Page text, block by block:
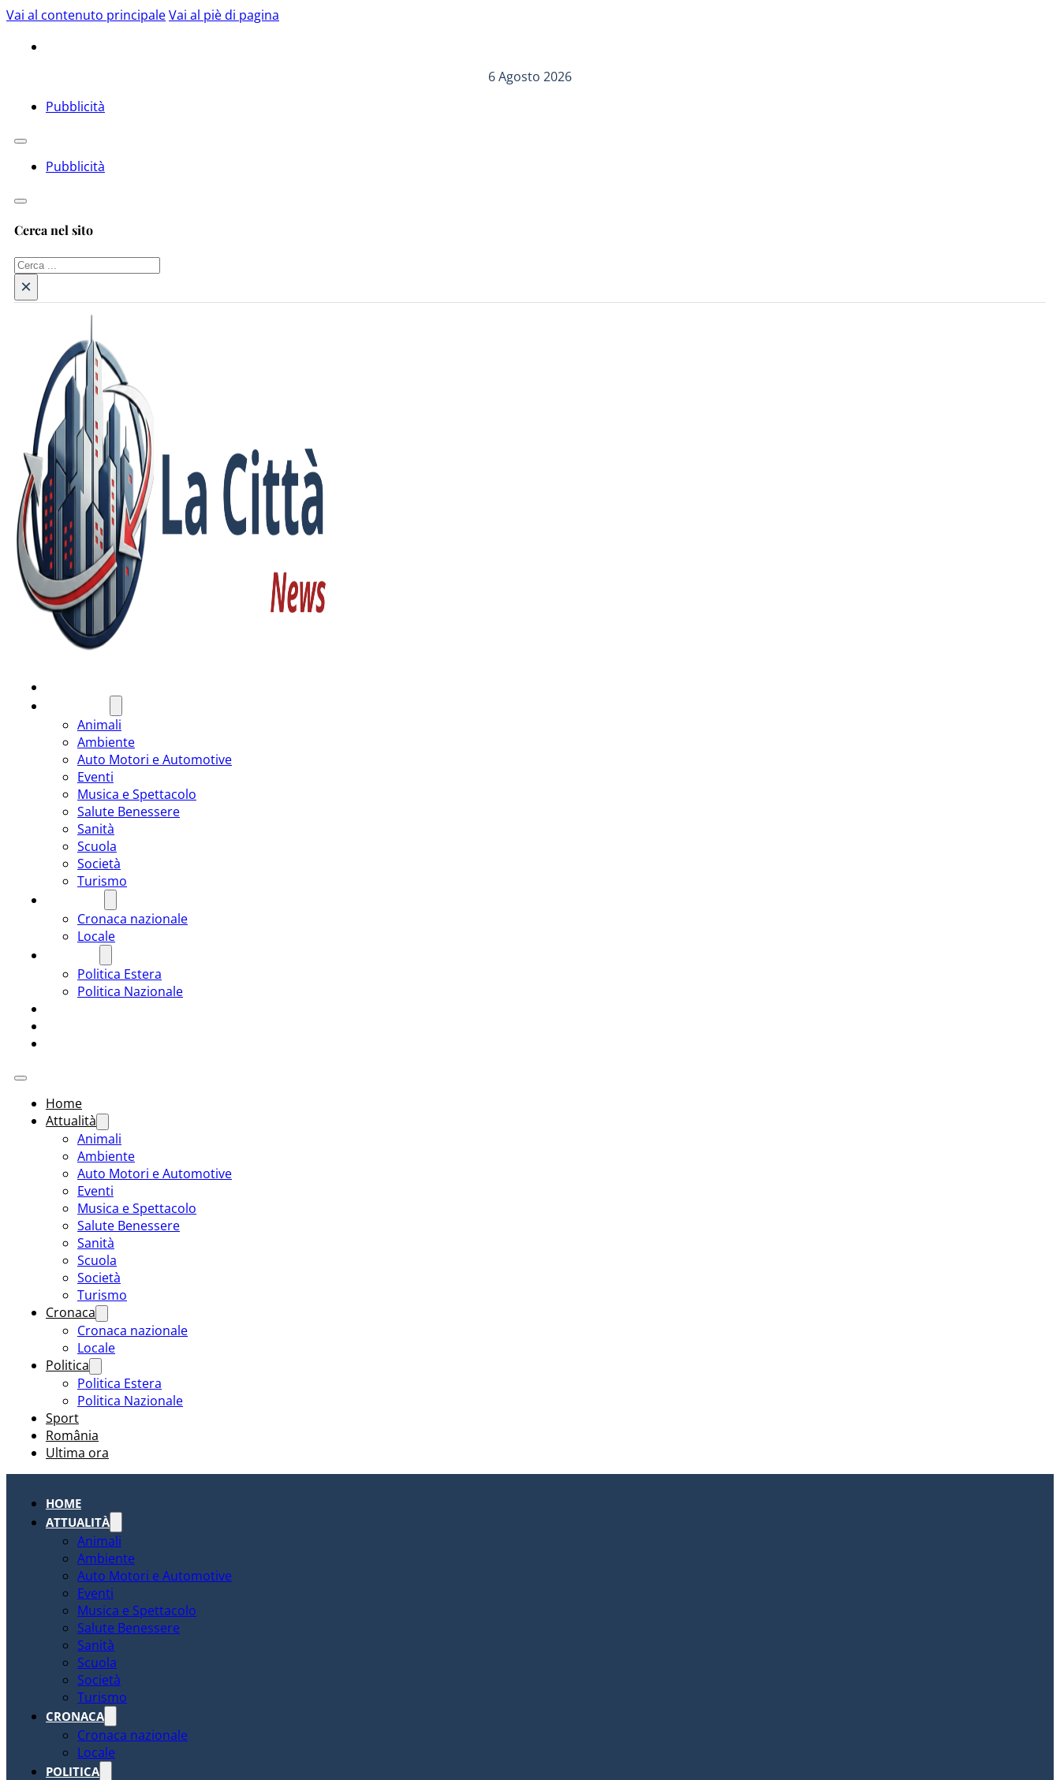
Vai al contenuto principaleVai al piè di pagina
6 Agosto 2026
Pubblicità
Pubblicità
Cerca nel sito
Cerca
×
Animali
Ambiente
Auto Motori e Automotive
Eventi
Musica e Spettacolo
Salute Benessere
Sanità
Scuola
Società
Turismo
Cronaca nazionale
Locale
Politica Estera
Politica Nazionale
Home
Attualità
Animali
Ambiente
Auto Motori e Automotive
Eventi
Musica e Spettacolo
Salute Benessere
Sanità
Scuola
Società
Turismo
Cronaca
Cronaca nazionale
Locale
Politica
Politica Estera
Politica Nazionale
Sport
România
Ultima ora
HOME
ATTUALITÀ
Animali
Ambiente
Auto Motori e Automotive
Eventi
Musica e Spettacolo
Salute Benessere
Sanità
Scuola
Società
Turismo
CRONACA
Cronaca nazionale
Locale
POLITICA